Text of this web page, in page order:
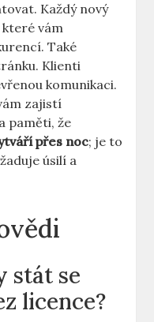
Každý nový
vám
Také
Klienti
komunikaci.
zajistí
paměti, že
přes noc; je to
úsilí a
stát se
licence?